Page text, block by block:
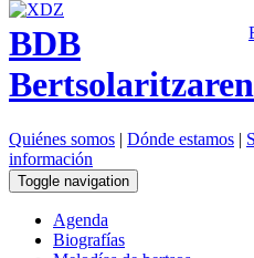
BDB
Quiénes somos | Dónde estamos |
información
Toggle navigation
Agenda
Biografías